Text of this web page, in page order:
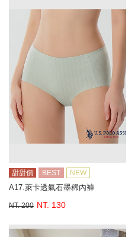
甜甜價 BEST NEW
A17.萊卡透氣石墨稀內褲
NT. 200 NT. 130